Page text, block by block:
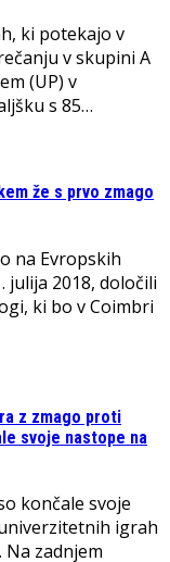
ki potekajo v
v skupini A
(UP) v
s 85…
že s prvo zmago
na Evropskih
2018, določili
ki bo v Coimbri
z zmago proti
svoje nastope na
končale svoje
igrah
Na zadnjem